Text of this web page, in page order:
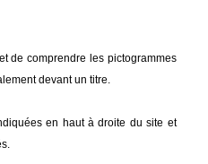
de comprendre les pictogrammes
devant un titre.
en haut à droite du site et